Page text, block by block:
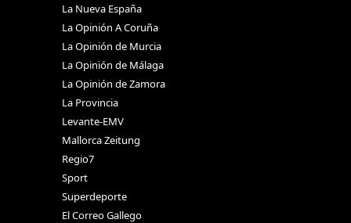
La Nueva España
La Opinión A Coruña
La Opinión de Murcia
La Opinión de Málaga
La Opinión de Zamora
La Provincia
Levante-EMV
Mallorca Zeitung
Regio7
Sport
Superdeporte
El Correo Gallego